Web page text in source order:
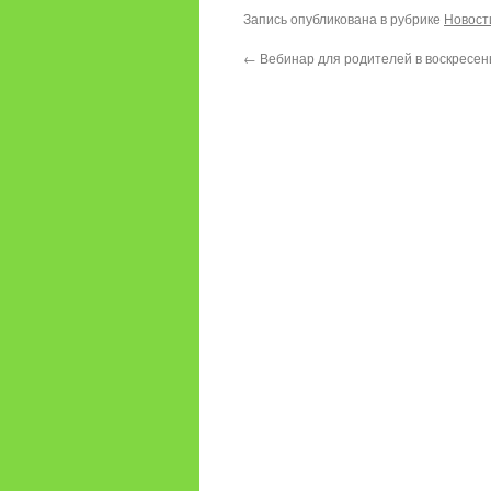
Запись опубликована в рубрике
← Вебинар для родителей в